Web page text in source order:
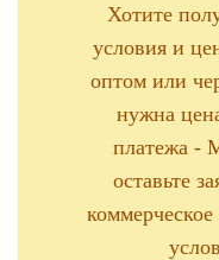
Хотите
условия и
оптом или
нужна
платежа -
оставьте